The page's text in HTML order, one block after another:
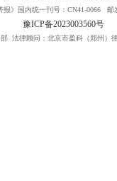
报》国内统一刊号：CN41-0066 邮
豫ICP备2023003560号
部 法律顾问：北京市盈科（郑州